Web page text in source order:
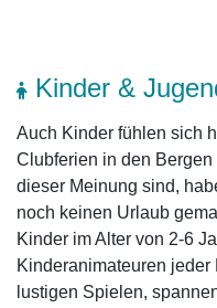
Kinder &
Auch Kinder fühlen sich
Clubferien in den
dieser Meinung sind,
noch keinen Urlaub
Kinder im Alter von 2-6
Kinderanimateuren jeder
lustigen Spielen,